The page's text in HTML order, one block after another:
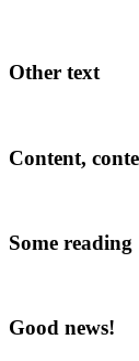
Other text
Content,
Some reading
Good news!